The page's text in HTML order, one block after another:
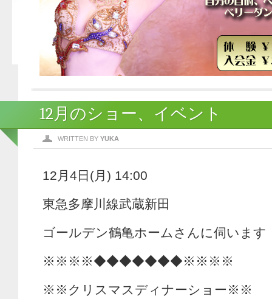
12月のショー、イベント
WRITTEN BY YUKA
12月4日(月) 14:00
東急多摩川線武蔵新田
ゴールデン鶴亀ホームさんに伺います
※※※※◆◆◆◆◆◆◆※※※※
※※クリスマスディナーショー※※